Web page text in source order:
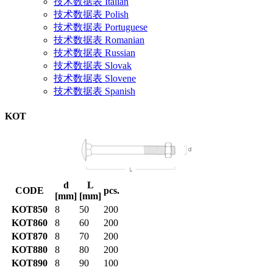
技术数据表 Polish
技术数据表 Portuguese
技术数据表 Romanian
技术数据表 Russian
技术数据表 Slovak
技术数据表 Slovene
技术数据表 Spanish
KOT
CODE
d
[mm]
L
[mm]
pcs.
KOT850
8 50
200
KOT860
8 60
200
KOT870
8 70
200
KOT880
8 80
200
KOT890
8 90
100